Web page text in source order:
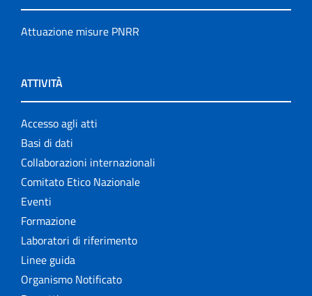
Attuazione misure PNRR
ATTIVITÀ
Accesso agli atti
Basi di dati
Collaborazioni internazionali
Comitato Etico Nazionale
Eventi
Formazione
Laboratori di riferimento
Linee guida
Organismo Notificato